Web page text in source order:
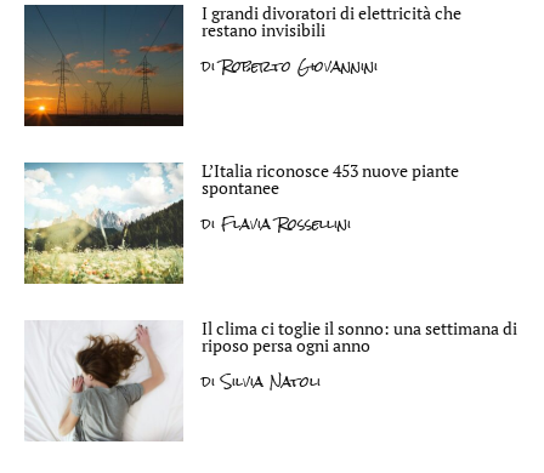
I grandi divoratori di elettricità che
restano invisibili
diRoberto Giovannini
L’Italia riconosce 453 nuove piante
spontanee
di Flavia Rossellini
Il clima ci toglie il sonno: una settimana di
riposo persa ogni anno
diSilvia Natoli